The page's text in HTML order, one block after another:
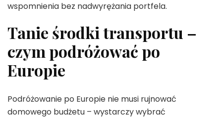
wspomnienia bez nadwyrężania portfela.
Tanie środki transportu –
czym podróżować po
Europie
Podróżowanie po Europie nie musi rujnować
domowego budżetu – wystarczy wybrać